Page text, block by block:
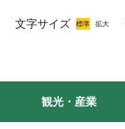
文字サイズ
観光・産業